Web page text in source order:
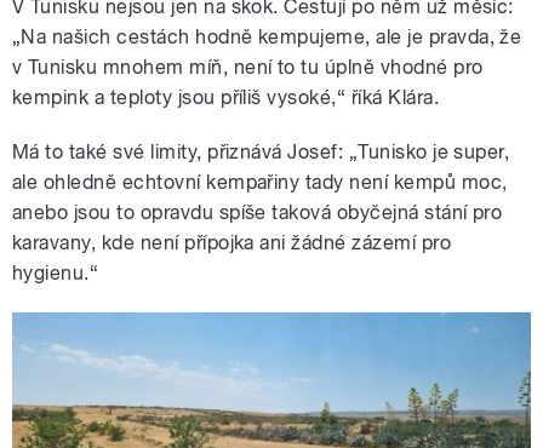
V Tunisku nejsou jen na skok. Cestují po něm už měsíc:
„Na našich cestách hodně kempujeme, ale je pravda, že
v Tunisku mnohem míň, není to tu úplně vhodné pro
kempink a teploty jsou příliš vysoké,“ říká Klára.
Má to také své limity, přiznává Josef: „Tunisko je super,
ale ohledně echtovní kempařiny tady není kempů moc,
anebo jsou to opravdu spíše taková obyčejná stání pro
karavany, kde není přípojka ani žádné zázemí pro
hygienu.“